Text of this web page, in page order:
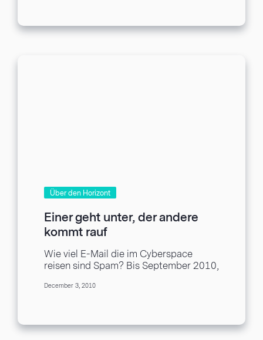
Über den Horizont
Einer geht unter, der andere
kommt rauf
Wie viel E-Mail die im Cyberspace
reisen sind Spam? Bis September 2010,
December 3, 2010